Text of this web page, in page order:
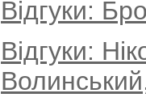
Відгуки:
Відгуки: